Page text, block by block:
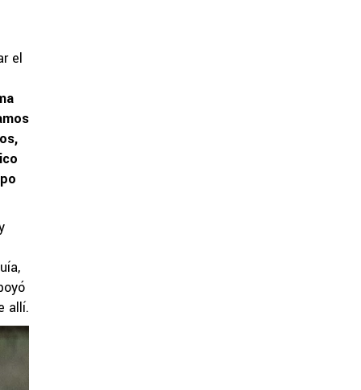
el
allí.